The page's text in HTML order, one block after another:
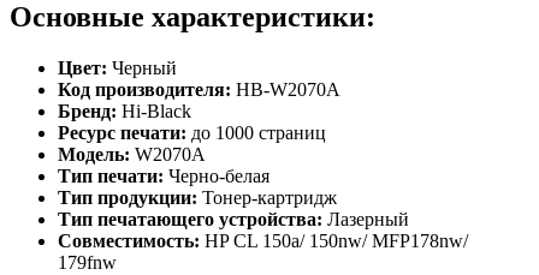
Основные характеристики:
Цвет: Черный
Код производителя: HB-W2070A
Бренд: Hi-Black
Ресурс печати: до 1000 страниц
Модель: W2070A
Тип печати: Черно-белая
Тип продукции: Тонер-картридж
Тип печатающего устройства: Лазерный
Совместимость: HP CL 150a/ 150nw/ MFP178nw/
179fnw